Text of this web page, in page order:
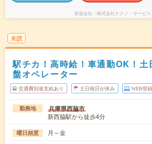
派遣会社 株式会社テクノ・サービス
未読
駅チカ！高時給！車通勤OK！土
盤オペレーター
交通費別途支給あり 土日祝日が休み WEB登
勤務地 兵庫県西脇市
新西脇駅から徒歩4分
曜日頻度 月～金